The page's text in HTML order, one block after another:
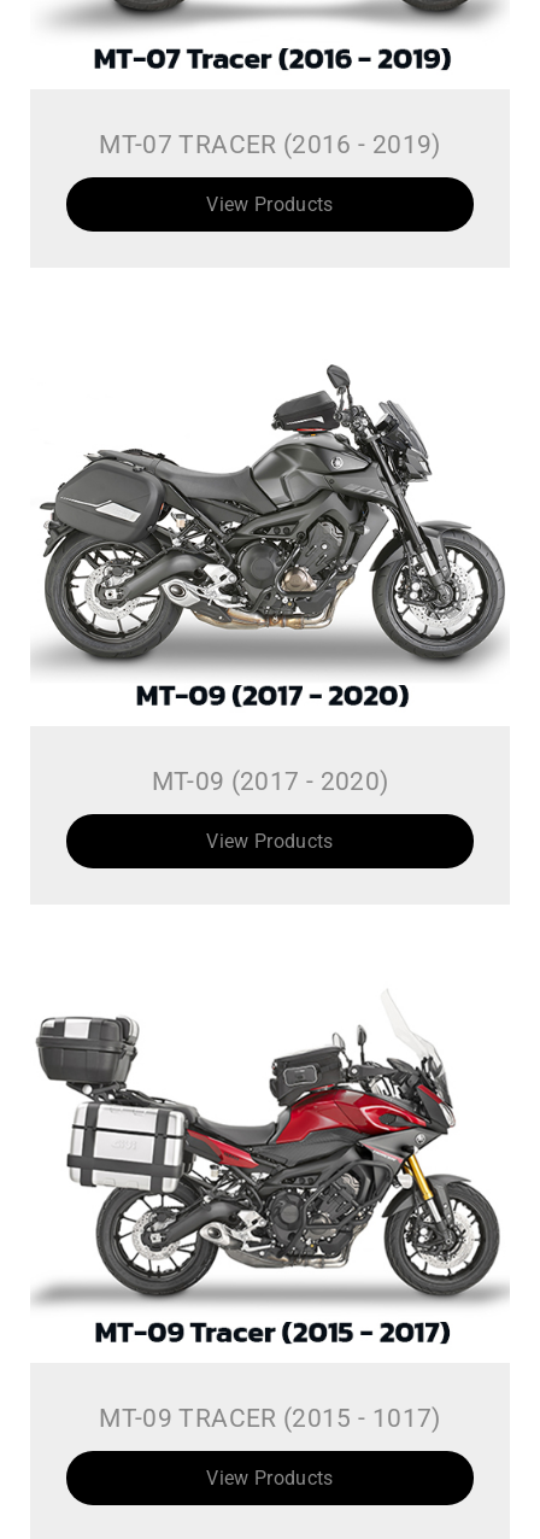
MT-07 TRACER (2016 - 2019)
View Products
MT-09 (2017 - 2020)
View Products
MT-09 TRACER (2015 - 1017)
View Products